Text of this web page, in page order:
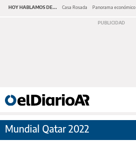
HOY HABLAMOS DE... Casa Rosada Panorama económico
Mundial Qatar 2022